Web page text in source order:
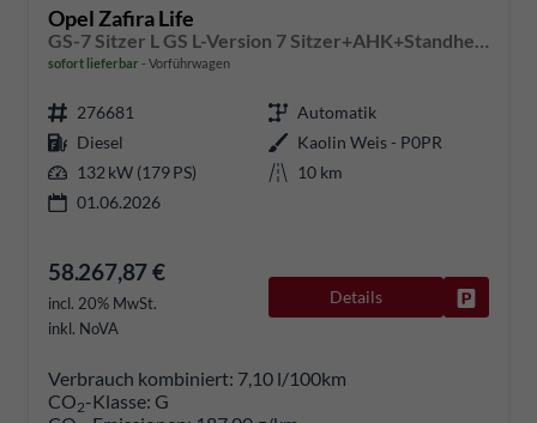
Opel Zafira Life
sofort lieferbar Vorführwagen
276681
Automatik
Diesel
Kaolin Weis - P0PR
132 kW (179 PS)
10 km
01.06.2026
58.267,87 €
incl. 20% MwSt.
inkl. NoVA
Details
Verbrauch kombiniert: 7,10 l/100km
CO2-Klasse: G